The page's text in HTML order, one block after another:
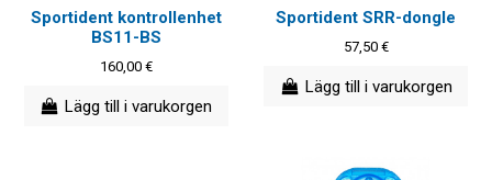
Sportident kontrollenhet
BS11-BS
160,00 €
Lägg till i varukorgen
Sportident SRR-dongle
57,50 €
Lägg till i varukorgen